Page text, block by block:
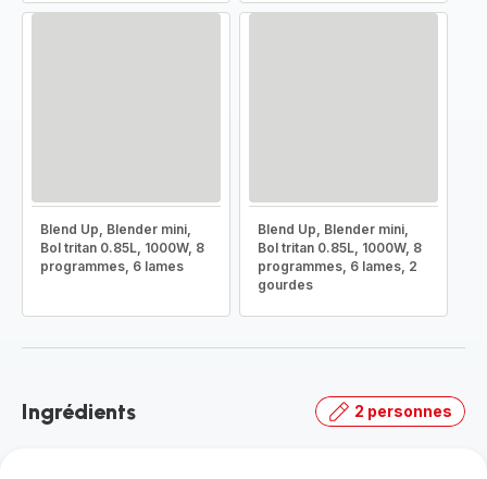
Blend Up, Blender mini,
Bol tritan 0.85L, 1000W, 8
programmes, 6 lames
Blend Up, Blender mini,
Bol tritan 0.85L, 1000W, 8
programmes, 6 lames, 2
gourdes
Ingrédients 2 personnes